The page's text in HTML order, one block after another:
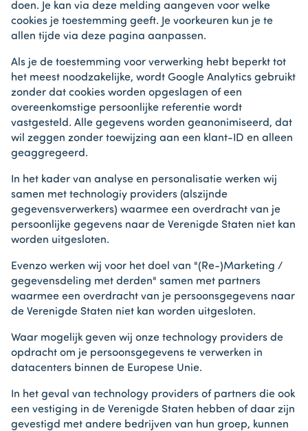
doen. Je kan via deze melding aangeven voor welke
cookies je toestemming geeft. Je voorkeuren kun je te
allen tijde via deze pagina aanpassen.
Als je de toestemming voor verwerking hebt beperkt tot
het meest noodzakelijke, wordt Google Analytics gebruikt
zonder dat cookies worden opgeslagen of een
overeenkomstige persoonlijke referentie wordt
vastgesteld. Alle gegevens worden geanonimiseerd, dat
wil zeggen zonder toewijzing aan een klant-ID en alleen
geaggregeerd.
In het kader van analyse en personalisatie werken wij
samen met technologiy providers (alszijnde
gegevensverwerkers) waarmee een overdracht van je
persoonlijke gegevens naar de Verenigde Staten niet kan
worden uitgesloten.
Evenzo werken wij voor het doel van "(Re-)Marketing /
gegevensdeling met derden" samen met partners
waarmee een overdracht van je persoonsgegevens naar
de Verenigde Staten niet kan worden uitgesloten.
Waar mogelijk geven wij onze technology providers de
opdracht om je persoonsgegevens te verwerken in
datacenters binnen de Europese Unie.
In het geval van technology providers of partners die ook
een vestiging in de Verenigde Staten hebben of daar zijn
gevestigd met andere bedrijven van hun groep, kunnen